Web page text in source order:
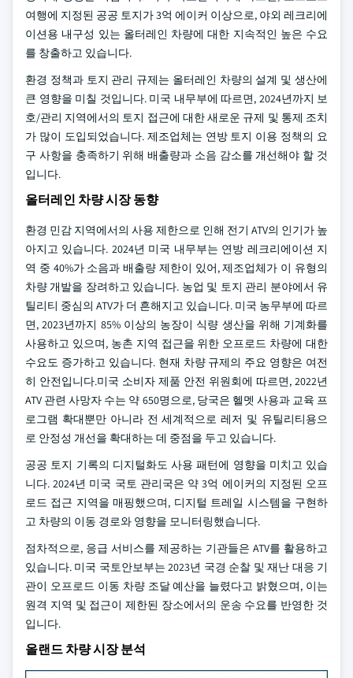
여행에 지정된 공공 토지가 3억 에이커 이상으로, 야외 레크리에
이션용 내구성 있는 올터레인 차량에 대한 지속적인 높은 수요
를 창출하고 있습니다.
환경 정책과 토지 관리 규제는 올터레인 차량의 설계 및 생산에
큰 영향을 미칠 것입니다. 미국 내무부에 따르면, 2024년까지 보
호/관리 지역에서의 토지 접근에 대한 새로운 규제 및 통제 조치
가 많이 도입되었습니다. 제조업체는 연방 토지 이용 정책의 요
구 사항을 충족하기 위해 배출량과 소음 감소를 개선해야 할 것
입니다.
올터레인 차량 시장 동향
환경 민감 지역에서의 사용 제한으로 인해 전기 ATV의 인기가 높
아지고 있습니다. 2024년 미국 내무부는 연방 레크리에이션 지
역 중 40%가 소음과 배출량 제한이 있어, 제조업체가 이 유형의
차량 개발을 장려하고 있습니다. 농업 및 토지 관리 분야에서 유
틸리티 중심의 ATV가 더 흔해지고 있습니다. 미국 농무부에 따르
면, 2023년까지 85% 이상의 농장이 식량 생산을 위해 기계화를
사용하고 있으며, 농촌 지역 접근을 위한 오프로드 차량에 대한
수요도 증가하고 있습니다.현재 차량 규제의 주요 영향은 여전
히 안전입니다.미국 소비자 제품 안전 위원회에 따르면, 2022년
ATV 관련 사망자 수는 약 650명으로, 당국은 헬멧 사용과 교육 프
로그램 확대뿐만 아니라 전 세계적으로 레저 및 유틸리티용으
로 안정성 개선을 확대하는 데 중점을 두고 있습니다.
공공 토지 기록의 디지털화도 사용 패턴에 영향을 미치고 있습
니다. 2024년 미국 국토 관리국은 약 3억 에이커의 지정된 오프
로드 접근 지역을 매핑했으며, 디지털 트레일 시스템을 구현하
고 차량의 이동 경로와 영향을 모니터링했습니다.
점차적으로, 응급 서비스를 제공하는 기관들은 ATV를 활용하고
있습니다. 미국 국토안보부는 2023년 국경 순찰 및 재난 대응 기
관이 오프로드 이동 차량 조달 예산을 늘렸다고 밝혔으며, 이는
원격 지역 및 접근이 제한된 장소에서의 운송 수요를 반영한 것
입니다.
올랜드 차량 시장 분석